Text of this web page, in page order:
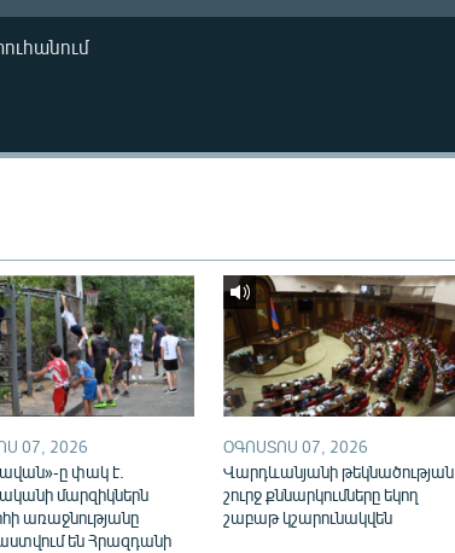
07, 2026
ը փակ է.
մարզիկներն
առաջնությանը
են Հրազդանի
ՕԳՈՍՏՈՍ 07, 2026
Վարդևանյանի թեկնածության
շուրջ քննարկումները եկող
շաբաթ կշարունակվեն